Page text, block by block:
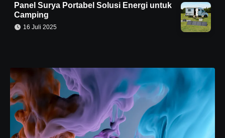
Panel Surya Portabel Solusi Energi untuk
Camping
16 Juli 2025